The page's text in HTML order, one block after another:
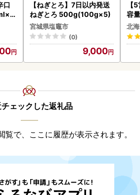
口
【ねぎとろ】7日以内発送
ねぎとろ 500g(100g×5)
宮城県塩竈市
(0)
9,000
【
容
あ
ー
058
北
ェックした返礼品
覧で、ここに履歴が表示されます。